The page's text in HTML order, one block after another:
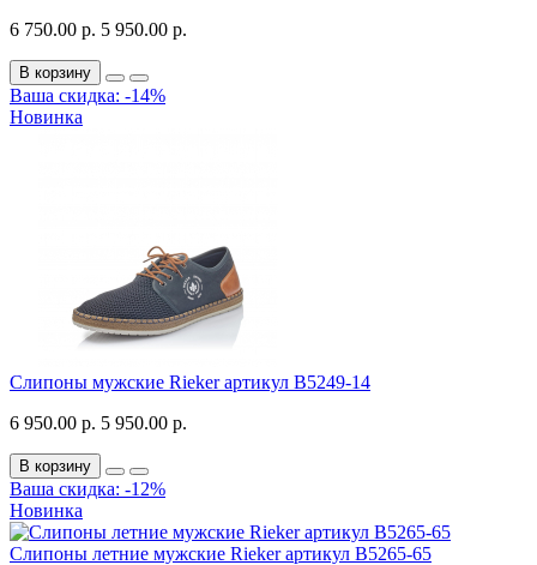
6 750.00 р. 5 950.00 р.
В корзину
Ваша скидка: -14%
Новинка
Слипоны мужские Rieker артикул B5249-14
6 950.00 р. 5 950.00 р.
В корзину
Ваша скидка: -12%
Новинка
Слипоны летние мужские Rieker артикул B5265-65